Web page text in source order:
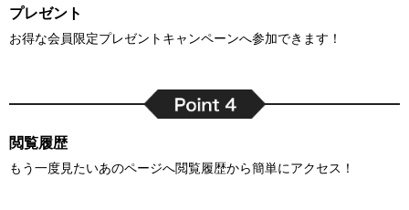
プレゼント
お得な会員限定プレゼントキャンペーンへ参加できます！
閲覧履歴
もう一度見たいあのページへ閲覧履歴から簡単にアクセス！